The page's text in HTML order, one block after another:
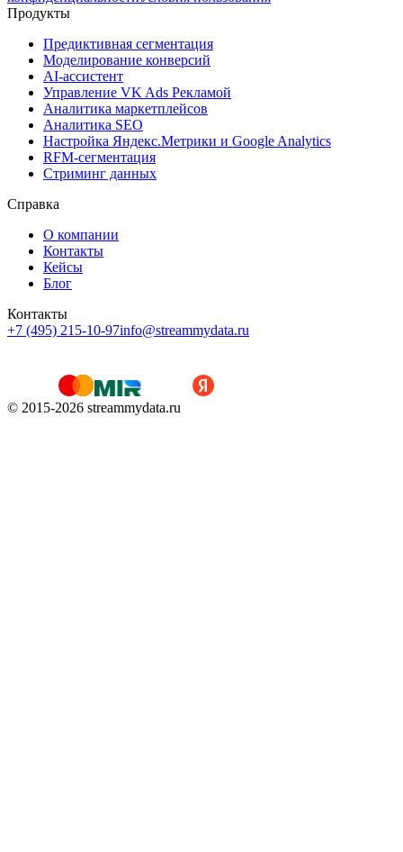
Продукты
Предиктивная сегментация
Моделирование конверсий
AI-ассистент
Управление VK Ads Рекламой
Аналитика маркетплейсов
Аналитика SEO
Настройка Яндекс.Метрики и Google Analytics
RFM-сегментация
Cтриминг данных
Справка
О компании
Контакты
Кейсы
Блог
Контакты
+7 (495) 215-10-97info@streammydata.ru
© 2015-2026 streammydata.ru